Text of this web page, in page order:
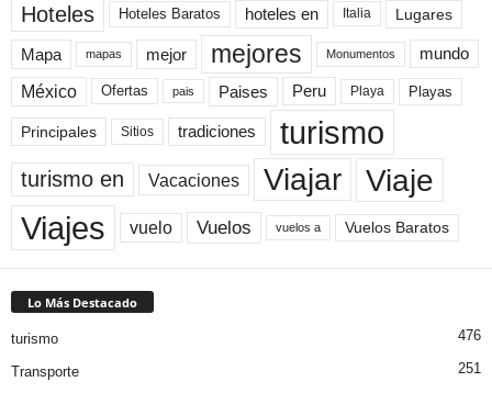
Hoteles Hoteles Baratos hoteles en Italia Lugares
Mapa mapas mejor mejores Monumentos mundo
México Ofertas pais Paises Peru Playa Playas
Principales Sitios tradiciones turismo
turismo en Vacaciones Viajar Viaje
Viajes vuelo Vuelos vuelos a Vuelos Baratos
Lo Más Destacado
turismo 476
Transporte 251